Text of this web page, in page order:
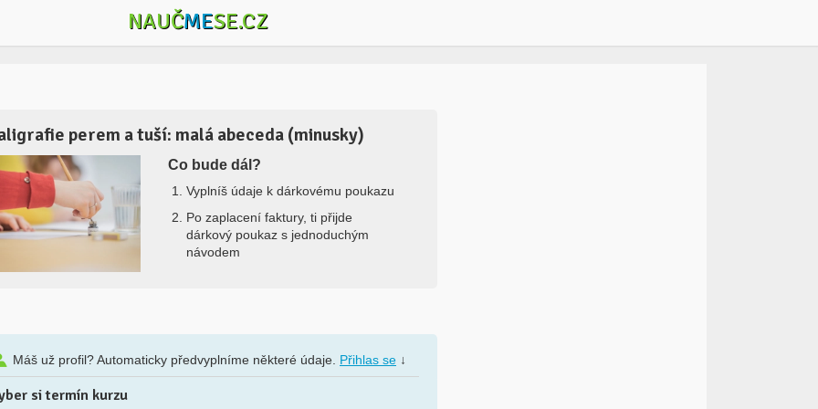
NAUČMESE.CZ
perem a tuší: malá abeceda (minusky)
Co bude dál?
Vyplníš údaje k dárkovému poukazu
Po zaplacení faktury, ti přijde
dárkový poukaz s jednoduchým
návodem
Máš už profil? Automaticky předvyplníme některé údaje. Přihlas se ↓
si termín kurzu